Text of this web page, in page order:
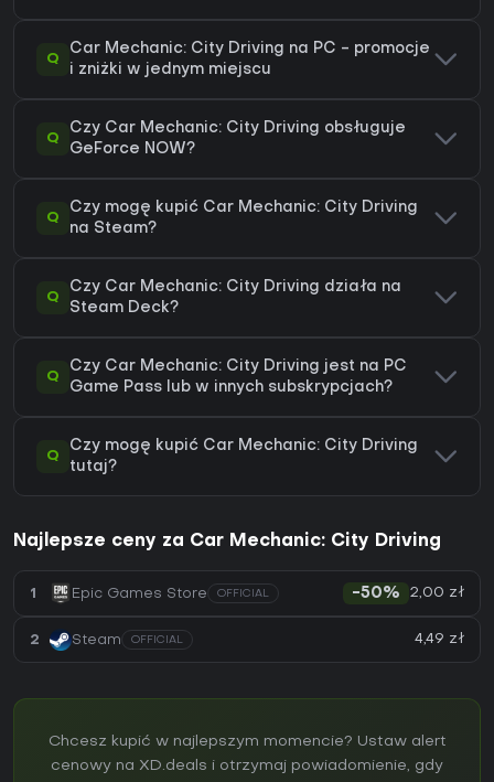
Q
Car Mechanic: City Driving na PC - promocje
i zniżki w jednym miejscu
Q
Czy Car Mechanic: City Driving obsługuje
GeForce NOW?
Q
Czy mogę kupić Car Mechanic: City Driving
na Steam?
Q
Czy Car Mechanic: City Driving działa na
Steam Deck?
Q
Czy Car Mechanic: City Driving jest na PC
Game Pass lub w innych subskrypcjach?
Q
Czy mogę kupić Car Mechanic: City Driving
tutaj?
Najlepsze ceny za Car Mechanic: City Driving
1 Epic Games Store OFFICIAL -50% 2,00 zł
2 Steam OFFICIAL 4,49 zł
Chcesz kupić w najlepszym momencie? Ustaw alert
cenowy na XD.deals i otrzymaj powiadomienie, gdy